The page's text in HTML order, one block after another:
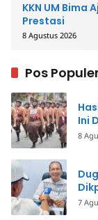
KKN UM Bima
Prestasi
8 Agustus 2026
Pos
Ini
8
7